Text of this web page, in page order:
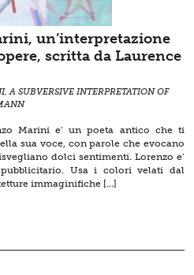
un’interpretazione
scritta da Laurence
A SUBVERSIVE INTERPRETATION OF
Marini e’ un poeta antico che ti
sua voce, con parole che evocano
dolci sentimenti. Lorenzo e’
Usa i colori velati dal
immaginifiche […]